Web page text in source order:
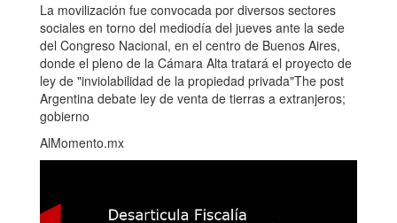
La movilización fue convocada por diversos sectores
sociales en torno del mediodía del jueves ante la sede
del Congreso Nacional, en el centro de Buenos Aires,
donde el pleno de la Cámara Alta tratará el proyecto de
ley de "inviolabilidad de la propiedad privada"The post
Argentina debate ley de venta de tierras a extranjeros;
gobierno
AlMomento.mx